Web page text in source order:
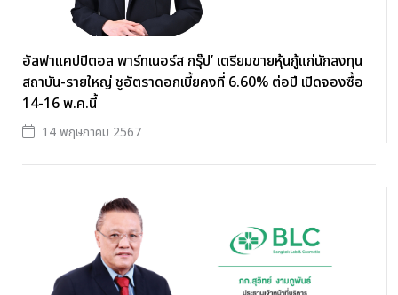
อัลฟาแคปปิตอล พาร์ทเนอร์ส กรุ๊ป’ เตรียมขายหุ้นกู้แก่นักลงทุน
สถาบัน-รายใหญ่ ชูอัตราดอกเบี้ยคงที่ 6.60% ต่อปี เปิดจองซื้อ
14-16 พ.ค.นี้
14 พฤษภาคม 2567